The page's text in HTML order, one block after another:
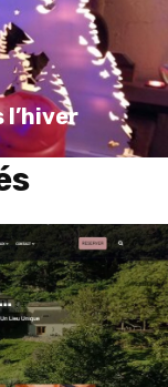
l’hiver